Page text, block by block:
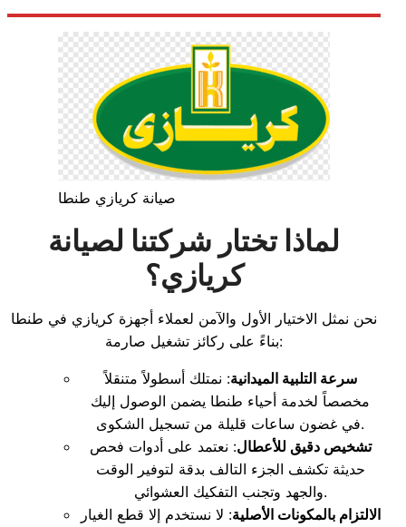
صيانة كريازي طنطا
لماذا تختار شركتنا لصيانة
كريازي؟
نحن نمثل الاختيار الأول والآمن لعملاء أجهزة كريازي في طنطا
بناءً على ركائز تشغيل صارمة:
سرعة التلبية الميدانية: نمتلك أسطولاً متنقلاً
مخصصاً لخدمة أحياء طنطا يضمن الوصول إليك
في غضون ساعات قليلة من تسجيل الشكوى.
تشخيص دقيق للأعطال: نعتمد على أدوات فحص
حديثة تكشف الجزء التالف بدقة لتوفير الوقت
والجهد وتجنب التفكيك العشوائي.
الالتزام بالمكونات الأصلية: لا نستخدم إلا قطع الغيار